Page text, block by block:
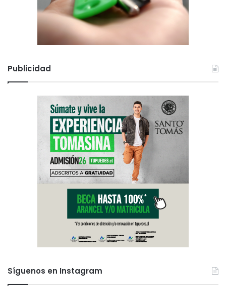
Publicidad
Síguenos en Instagram